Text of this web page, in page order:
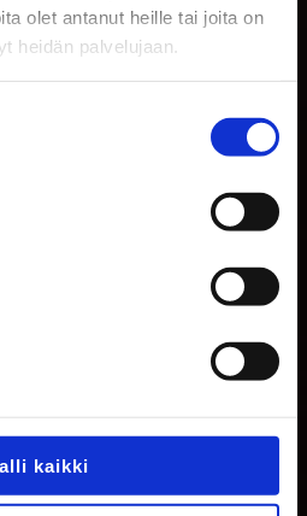
olet antanut heille tai joita on
heidän palvelujaan.
kaikki
1, Sipoo